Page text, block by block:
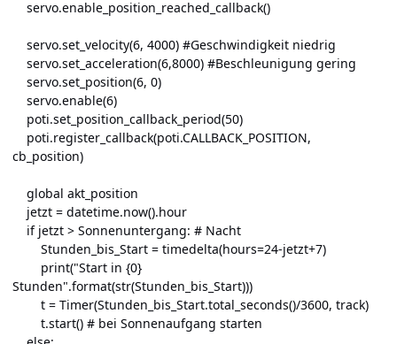
servo.enable_position_reached_callback()
servo.set_velocity(6, 4000) #Geschwindigkeit niedrig
servo.set_acceleration(6,8000) #Beschleunigung gering
servo.set_position(6, 0)
servo.enable(6)
poti.set_position_callback_period(50)
poti.register_callback(poti.CALLBACK_POSITION,
cb_position)
global akt_position
jetzt = datetime.now().hour
if jetzt > Sonnenuntergang: # Nacht
Stunden_bis_Start = timedelta(hours=24-jetzt+7)
print("Start in {0}
Stunden".format(str(Stunden_bis_Start)))
t = Timer(Stunden_bis_Start.total_seconds()/3600, track)
t.start() # bei Sonnenaufgang starten